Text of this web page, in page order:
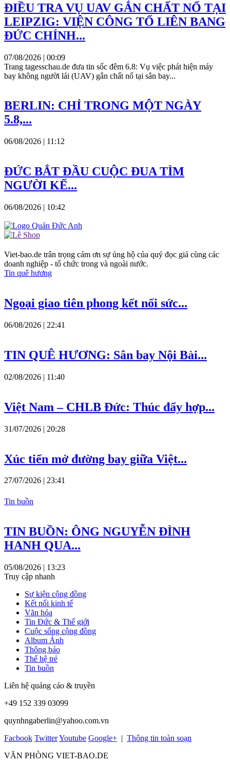
ĐIỀU TRA VỤ UAV GẮN CHẤT NỔ TẠI
LEIPZIG: VIỆN CÔNG TỐ LIÊN BANG
ĐỨC CHÍNH...
07/08/2026 | 00:09
Trang tagesschau.de đưa tin sốc đêm 6.8: Vụ việc phát hiện máy
bay không người lái (UAV) gắn chất nổ tại sân bay...
BERLIN: CHỈ TRONG MỘT NGÀY
5.8,...
06/08/2026 | 11:12
ĐỨC BẮT ĐẦU CUỘC ĐUA TÌM
NGƯỜI KẾ...
06/08/2026 | 10:42
Viet-bao.de trân trọng cám ơn sự ủng hộ của quý đọc giả cùng các
doanh nghiệp - tổ chức trong và ngoài nước.
Tin quê hương
Ngoại giao tiên phong kết nối sức...
06/08/2026 | 22:41
TIN QUÊ HƯƠNG: Sân bay Nội Bài...
02/08/2026 | 11:40
Việt Nam – CHLB Đức: Thúc đẩy hợp...
31/07/2026 | 20:28
Xúc tiến mở đường bay giữa Việt...
27/07/2026 | 23:41
Tin buồn
TIN BUỒN: ÔNG NGUYỄN ĐÌNH
HANH QUA...
05/08/2026 | 13:23
Truy cập nhanh
Sự kiện cộng đồng
Kết nối kinh tế
Văn hóa
Tin Đức & Thế giới
Cuộc sống cộng đồng
Album Ảnh
Thông báo
Thế hệ trẻ
Tin buồn
Liên hệ quảng cáo & truyền
+49 152 339 03099
quynhngaberlin@yahoo.com.vn
Facbook TwitterYoutube Google+ | Thông tin toàn soạn
VĂN PHÒNG VIET-BAO.DE